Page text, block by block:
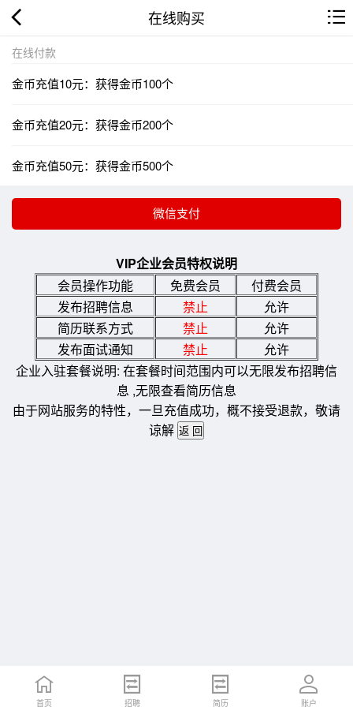
在线购买
在线付款
金币充值10元：获得金币100个
金币充值20元：获得金币200个
金币充值50元：获得金币500个
VIP企业会员特权说明
会员操作功能
免费会员
付费会员
发布招聘信息
禁止
允许
简历联系方式
禁止
允许
发布面试通知
禁止
允许
企业入驻套餐说明: 在套餐时间范围内可以无限发布招聘信
息 ,无限查看简历信息
由于网站服务的特性，一旦充值成功，概不接受退款，敬请
谅解
首页 招聘 简历 账户